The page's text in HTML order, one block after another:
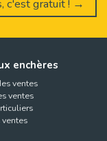
c'est gratuit ! →
enchères
ventes
ventes
ventes